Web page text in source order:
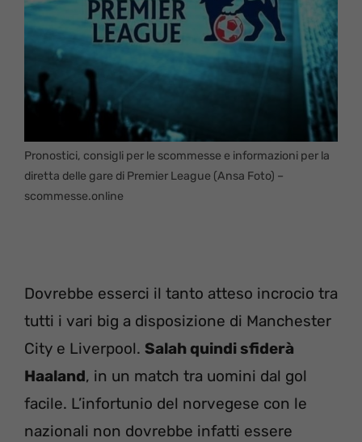
Pronostici, consigli per le scommesse e informazioni per la
diretta delle gare di Premier League (Ansa Foto) –
scommesse.online
Dovrebbe esserci il tanto atteso incrocio tra
tutti i vari big a disposizione di Manchester
City e Liverpool. Salah quindi sfiderà
Haaland, in un match tra uomini dal gol
facile. L’infortunio del norvegese con le
nazionali non dovrebbe infatti essere